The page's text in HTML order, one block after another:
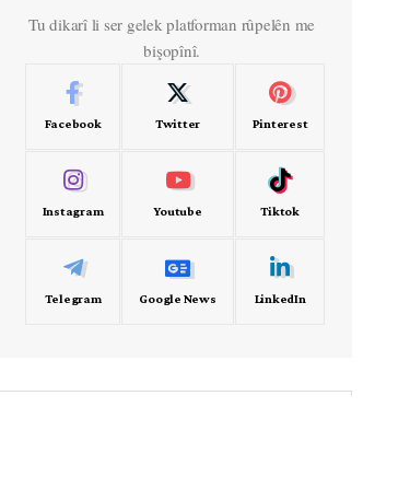
Tu dikarî li ser gelek platforman rûpelên me
bişopînî.
Facebook Twitter Pinterest
Instagram Youtube Tiktok
Telegram Google News LinkedIn